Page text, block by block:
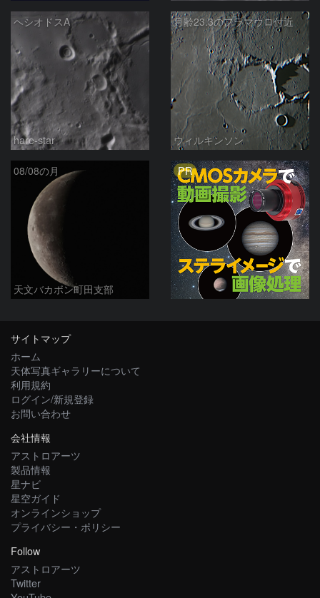
ヘシオドスA
hare-star
月齢23.3のフラマウロ付近
ウィルキンソン
08/08の月
天文バカボン町田支部
PR
サイトマップ
ホーム
天体写真ギャラリーについて
利用規約
ログイン/新規登録
お問い合わせ
会社情報
アストロアーツ
製品情報
星ナビ
星空ガイド
オンラインショップ
プライバシー・ポリシー
Follow
アストロアーツ
Twitter